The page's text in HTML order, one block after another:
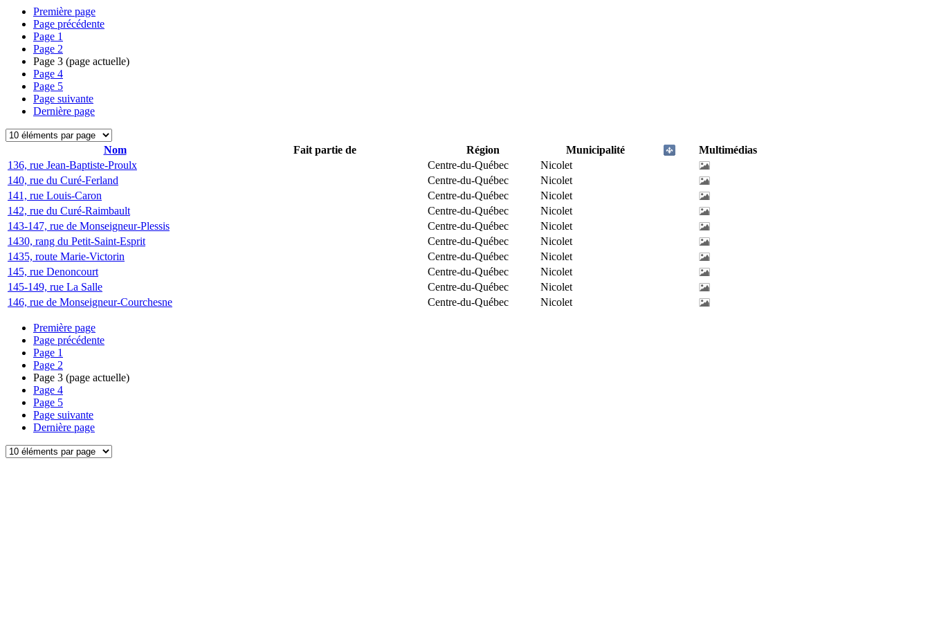
Première page
Page précédente
Page 1
Page 2
Page 3 (page actuelle)
Page 4
Page 5
Page suivante
Dernière page
Nom Fait partie de Région Municipalité
Multimédias
136, rue Jean-Baptiste-Proulx
Centre-du-Québec
Nicolet
140, rue du Curé-Ferland
Centre-du-Québec
Nicolet
141, rue Louis-Caron
Centre-du-Québec
Nicolet
142, rue du Curé-Raimbault
Centre-du-Québec
Nicolet
143-147, rue de Monseigneur-Plessis
Centre-du-Québec
Nicolet
1430, rang du Petit-Saint-Esprit
Centre-du-Québec
Nicolet
1435, route Marie-Victorin
Centre-du-Québec
Nicolet
145, rue Denoncourt
Centre-du-Québec
Nicolet
145-149, rue La Salle
Centre-du-Québec
Nicolet
146, rue de Monseigneur-Courchesne
Centre-du-Québec Nicolet
Première page
Page précédente
Page 1
Page 2
Page 3 (page actuelle)
Page 4
Page 5
Page suivante
Dernière page